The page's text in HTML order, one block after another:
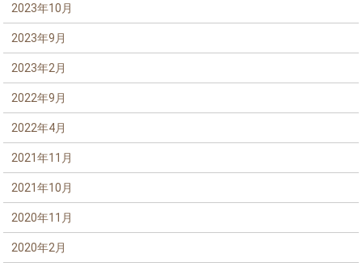
2023年10月
2023年9月
2023年2月
2022年9月
2022年4月
2021年11月
2021年10月
2020年11月
2020年2月